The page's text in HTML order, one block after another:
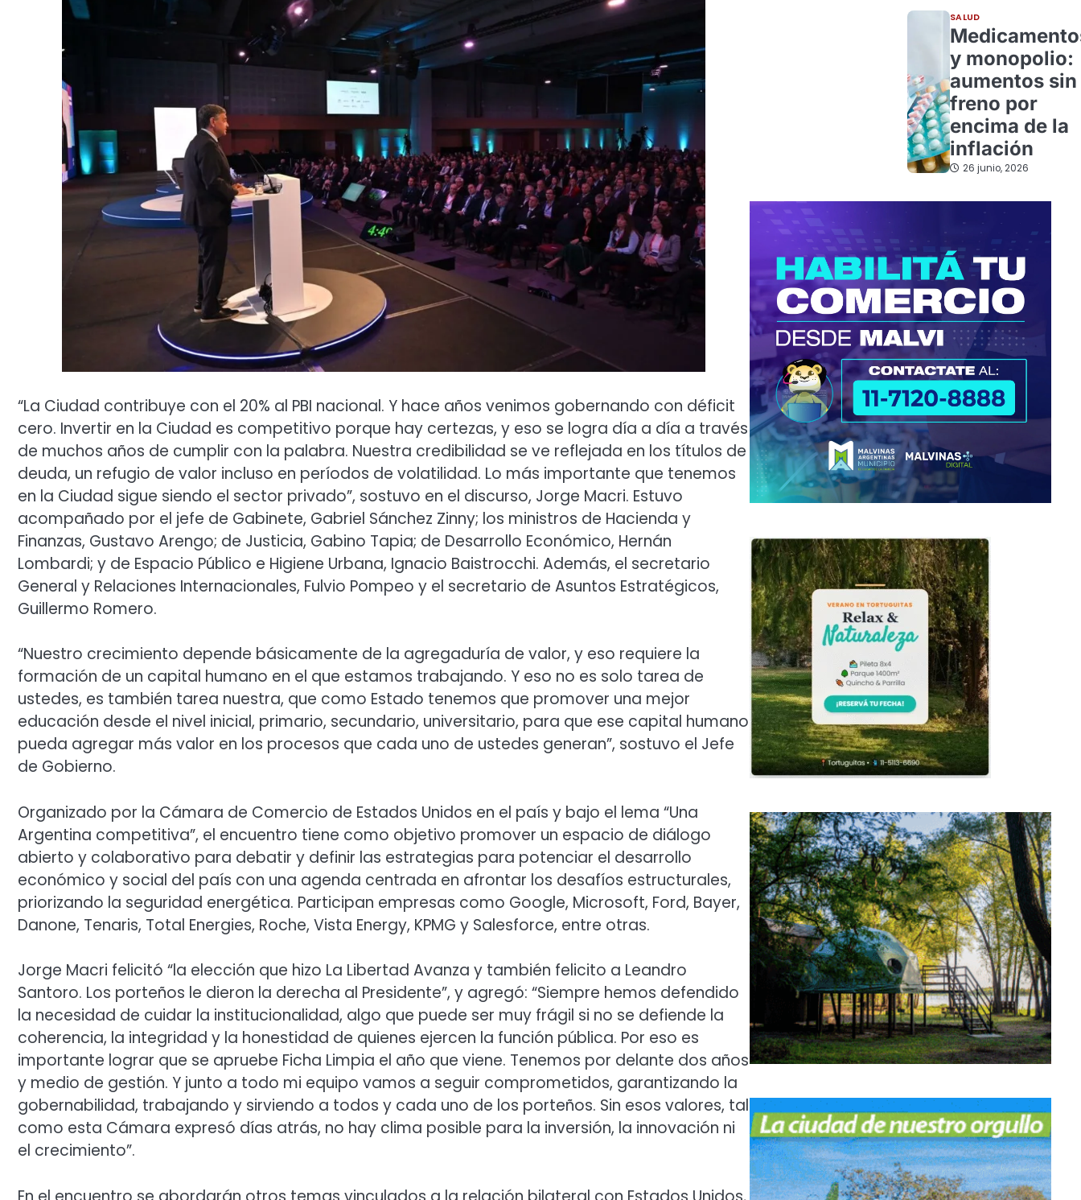
“La Ciudad contribuye con el 20% al PBI nacional. Y hace años venimos gobernando con déficit
cero. Invertir en la Ciudad es competitivo porque hay certezas, y eso se logra día a día a través
de muchos años de cumplir con la palabra. Nuestra credibilidad se ve reflejada en los títulos de
deuda, un refugio de valor incluso en períodos de volatilidad. Lo más importante que tenemos
en la Ciudad sigue siendo el sector privado”, sostuvo en el discurso, Jorge Macri. Estuvo
acompañado por el jefe de Gabinete, Gabriel Sánchez Zinny; los ministros de Hacienda y
Finanzas, Gustavo Arengo; de Justicia, Gabino Tapia; de Desarrollo Económico, Hernán
Lombardi; y de Espacio Público e Higiene Urbana, Ignacio Baistrocchi. Además, el secretario
General y Relaciones Internacionales, Fulvio Pompeo y el secretario de Asuntos Estratégicos,
Guillermo Romero.
“Nuestro crecimiento depende básicamente de la agregaduría de valor, y eso requiere la
formación de un capital humano en el que estamos trabajando. Y eso no es solo tarea de
ustedes, es también tarea nuestra, que como Estado tenemos que promover una mejor
educación desde el nivel inicial, primario, secundario, universitario, para que ese capital humano
pueda agregar más valor en los procesos que cada uno de ustedes generan”, sostuvo el Jefe
de Gobierno.
Organizado por la Cámara de Comercio de Estados Unidos en el país y bajo el lema “Una
Argentina competitiva”, el encuentro tiene como objetivo promover un espacio de diálogo
abierto y colaborativo para debatir y definir las estrategias para potenciar el desarrollo
económico y social del país con una agenda centrada en afrontar los desafíos estructurales,
priorizando la seguridad energética. Participan empresas como Google, Microsoft, Ford, Bayer,
Danone, Tenaris, Total Energies, Roche, Vista Energy, KPMG y Salesforce, entre otras.
Jorge Macri felicitó “la elección que hizo La Libertad Avanza y también felicito a Leandro
Santoro. Los porteños le dieron la derecha al Presidente”, y agregó: “Siempre hemos defendido
la necesidad de cuidar la institucionalidad, algo que puede ser muy frágil si no se defiende la
coherencia, la integridad y la honestidad de quienes ejercen la función pública. Por eso es
importante lograr que se apruebe Ficha Limpia el año que viene. Tenemos por delante dos años
y medio de gestión. Y junto a todo mi equipo vamos a seguir comprometidos, garantizando la
gobernabilidad, trabajando y sirviendo a todos y cada uno de los porteños. Sin esos valores, tal
como esta Cámara expresó días atrás, no hay clima posible para la inversión, la innovación ni
el crecimiento”.
SALUD
y monopolio:
aumentos sin
freno por
encima de la
inflación
26 junio, 2026